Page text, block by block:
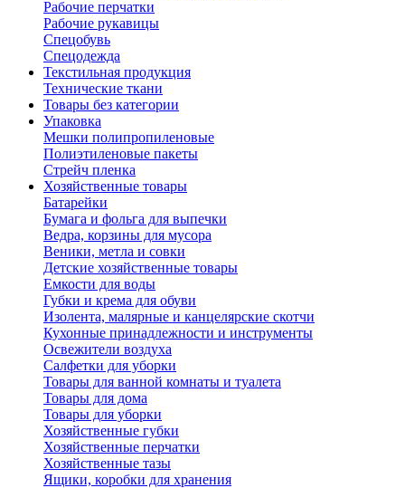
Рабочие перчатки
Рабочие рукавицы
Спецобувь
Спецодежда
Текстильная продукция
Технические ткани
Товары без категории
Упаковка
Мешки полипропиленовые
Полиэтиленовые пакеты
Стрейч пленка
Хозяйственные товары
Батарейки
Бумага и фольга для выпечки
Ведра, корзины для мусора
Веники, метла и совки
Детские хозяйственные товары
Емкости для воды
Губки и крема для обуви
Изолента, малярные и канцелярские скотчи
Кухонные принадлежности и инструменты
Освежители воздуха
Салфетки для уборки
Товары для ванной комнаты и туалета
Товары для дома
Товары для уборки
Хозяйственные губки
Хозяйственные перчатки
Хозяйственные тазы
Ящики, коробки для хранения